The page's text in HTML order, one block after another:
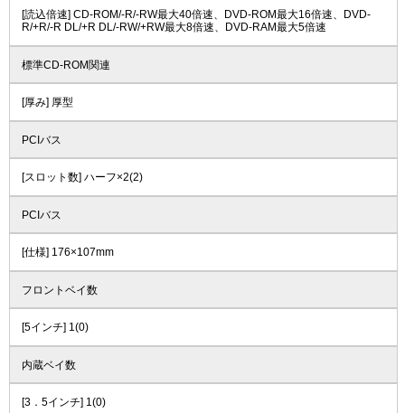
[読込倍速] CD-ROM/-R/-RW最大40倍速、DVD-ROM最大16倍速、DVD-
R/+R/-R DL/+R DL/-RW/+RW最大8倍速、DVD-RAM最大5倍速
標準CD-ROM関連
[厚み] 厚型
PCIバス
[スロット数] ハーフ×2(2)
PCIバス
[仕様] 176×107mm
フロントベイ数
[5インチ] 1(0)
内蔵ベイ数
[3．5インチ] 1(0)